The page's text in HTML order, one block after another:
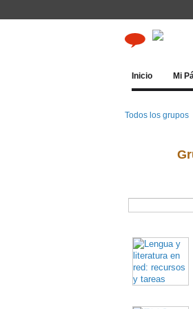
Inicio Mi
Todos los grupos